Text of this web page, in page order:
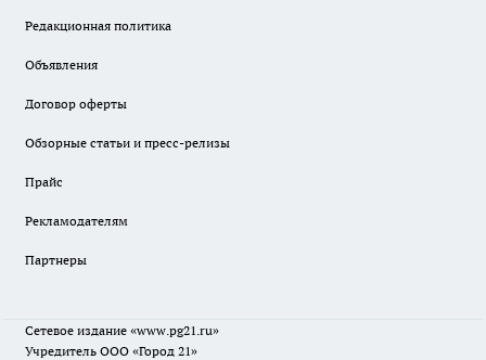
Редакционная политика
Объявления
Договор оферты
Обзорные статьи и пресс-релизы
Прайс
Рекламодателям
Партнеры
Сетевое издание «www.pg21.ru»
Учредитель ООО «Город 21»